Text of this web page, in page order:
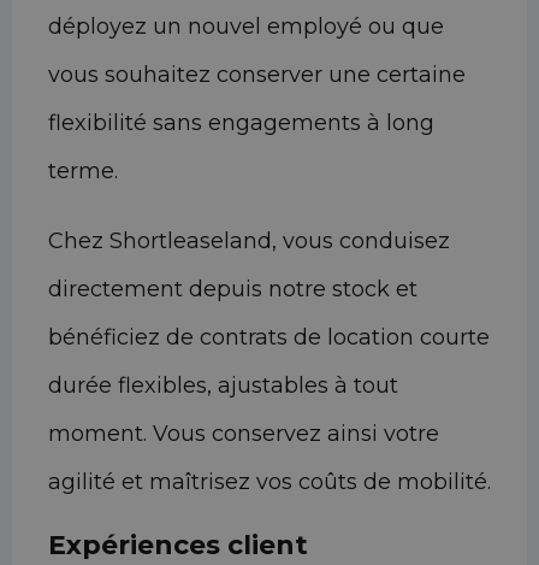
déployez un nouvel employé ou que
vous souhaitez conserver une certaine
flexibilité sans engagements à long
terme.
Chez Shortleaseland, vous conduisez
directement depuis notre stock et
bénéficiez de contrats de location courte
durée flexibles, ajustables à tout
moment. Vous conservez ainsi votre
agilité et maîtrisez vos coûts de mobilité.
Expériences client